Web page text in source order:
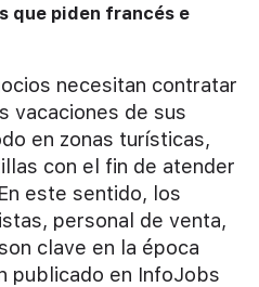
que piden francés e
necesitan contratar
vacaciones de sus
en zonas turísticas,
con el fin de atender
este sentido, los
personal de venta,
clave en la época
publicado en InfoJobs